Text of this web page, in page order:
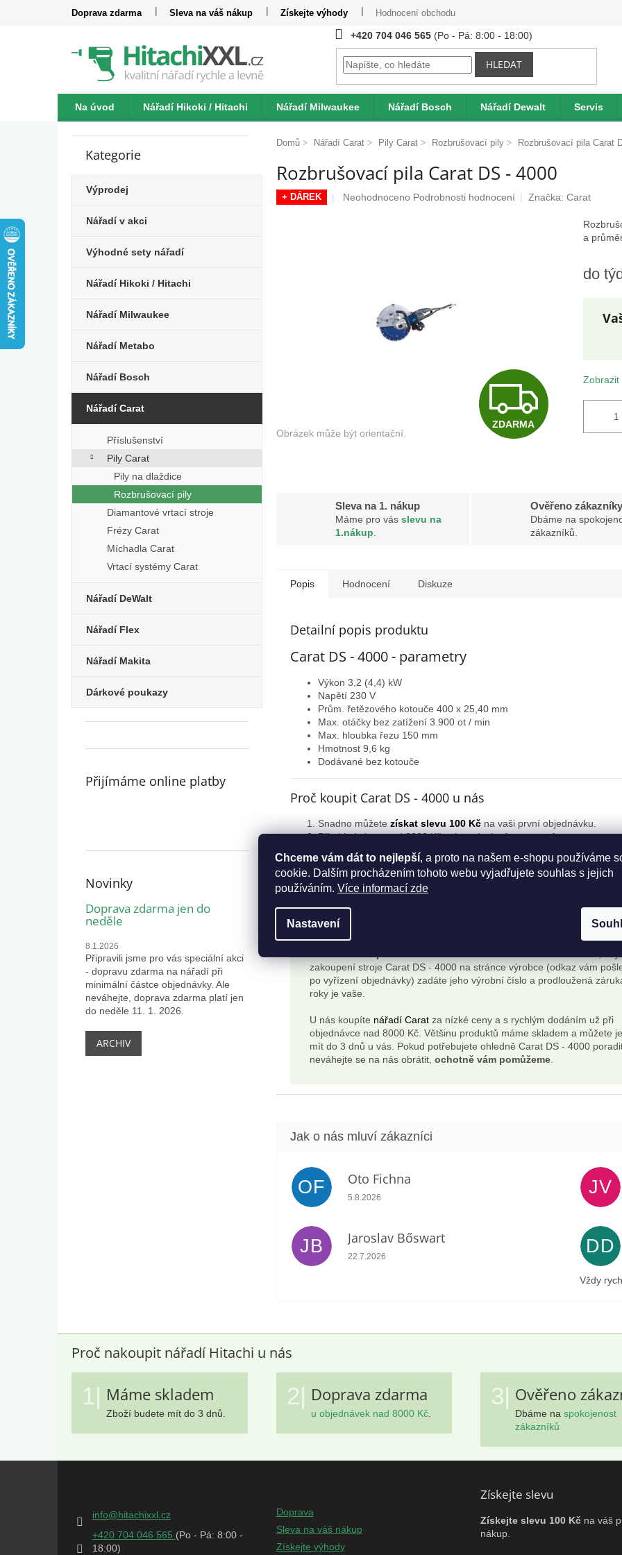
Chceme vám dát to nejlepší, a proto na našem e-shopu používáme
cookie. Dalším procházením tohoto webu vyjadřujete souhlas s jejich
používáním. Více informací zde
Nastavení
Doprava zdarma Sleva na váš nákup Získejte výhody Hodnocení obchodu
+420 704 046 565
HLEDAT
Na úvod Nářadí Hikoki / Hitachi Nářadí Milwaukee Nářadí Bosch Nářadí Dewalt Servis
Katalogy Kontakt
P
Přeskočit
Kategorie
Výprodej
Nářadí v akci
Výhodné sety nářadí
Nářadí Hikoki / Hitachi
Nářadí Milwaukee
Nářadí Metabo
Nářadí Bosch
Nářadí Carat
Příslušenství
Pily Carat
Pily na dlaždice
Rozbrušovací pily
Diamantové vrtací stroje
Frézy Carat
Míchadla Carat
Vrtací systémy Carat
Nářadí DeWalt
Nářadí Flex
Nářadí Makita
Dárkové poukazy
Přijímáme online platby
Novinky
Doprava zdarma jen do
neděle
8.1.2026
Připravili jsme pro vás speciální akci
- dopravu zdarma na nářadí při
minimální částce objednávky. Ale
neváhejte, doprava zdarma platí jen
do neděle 11. 1. 2026.
ARCHIV
Domů Nářadí Carat Pily Carat Rozbrušovací pily Rozbrušovací pila Carat
Rozbrušovací pila Carat DS - 4000
+ DÁREK
Průměrné
Neohodnoceno Podrobnosti hodnocení Značka: Carat
Z
D
A
R
ZDARMA
a
do
cena:
Zobrazit
Sleva na 1. nákup
Máme pro vás slevu na
1.nákup.
Ověřeno zákazníky
Dbáme na
zákazníků.
Popis Hodnocení Diskuze
Detailní popis produktu
Carat DS - 4000 - parametry
Výkon 3,2 (4,4) kW
Napětí 230 V
Prům. řetězového kotouče 400 x 25,40 mm
Max. otáčky bez zatížení 3.900 ot / min
Max. hloubka řezu 150 mm
Hmotnost 9,6 kg
Dodávané bez kotouče
Proč koupit Carat DS - 4000 u nás
Snadno můžete získat slevu 100 Kč na vaši první objednávku.
Při objednávce nad 8000 Kč máte od násdopravu zdarma.
Máme více jak 18954 spokojených zákazníků.
Většinunářadí Carat máme skladem, budete tak mít objednané
dnů.
Prodloužená záruka na nářadí Carat
zakoupení stroje Carat DS - 4000 na stránce výrobce (odkaz vám
po vyřízení objednávky) zadáte jeho výrobní číslo a prodloužená
roky je vaše.
U nás koupíte nářadí Carat za nízké ceny a s rychlým dodáním už při
objednávce nad 8000 Kč. Většinu produktů máme skladem a můžete
mít do 3 dnů u vás. Pokud potřebujete ohledně Carat DS - 4000
neváhejte se na nás obrátit, ochotně vám pomůžeme
OF Oto Fichna
Hodnocení obchodu je 5 z 5 hvězdiček.
5.8.2026 JV
JB Jaroslav Bőswart
Hodnocení obchodu je 5 z 5 hvězdiček.
22.7.2026 DD
Vždy
Proč nakoupit nářadí Hitachi u nás
1| Máme skladem
Zboží budete mít do 3 dnů.
2| Doprava zdarma
u objednávek nad 8000 Kč.
3| Ověřeno
Dbáme na spokojenost
zákazníků
Z
info@hitachixxl.cz
+420 704 046 565
Doprava
Sleva na váš nákup
Získejte výhody
Získejte slevu
Získejte slevu 100 Kč na váš
nákup.